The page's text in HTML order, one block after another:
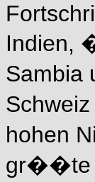
Indien,
Sambia
hohen
gr��te